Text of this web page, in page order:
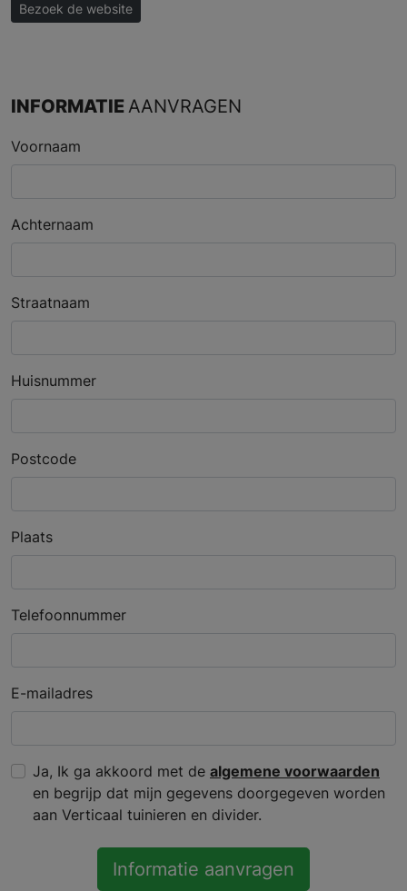
Bezoek de website
INFORMATIEAANVRAGEN
Voornaam
Achternaam
Straatnaam
Huisnummer
Postcode
Plaats
Telefoonnummer
E-mailadres
Ja, Ik ga akkoord met de algemene voorwaarden
en begrijp dat mijn gegevens doorgegeven worden
aan Verticaal tuinieren en divider.
Informatie aanvragen